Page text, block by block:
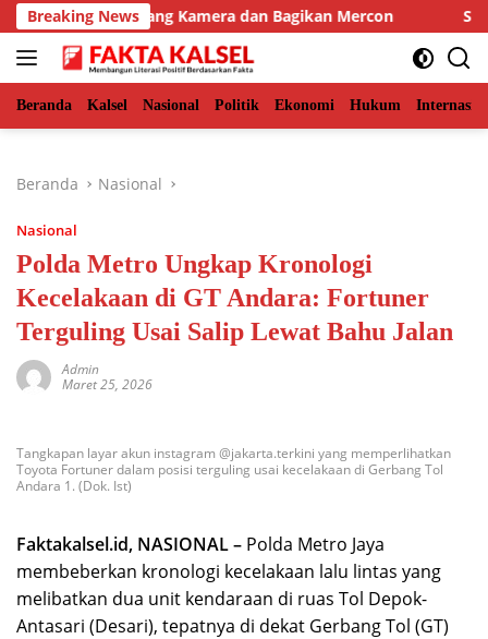
Langsung
ke
konten
Breaking News
BKSDA Pasang Kamera dan Bagikan Mercon Solid
Beranda Kalsel Nasional Politik Ekonomi Hukum
Beranda Nasional
Nasional
Polda Metro Ungkap Kronologi
Kecelakaan di GT Andara: Fortuner
Terguling Usai Salip Lewat Bahu Jalan
Admin
Maret 25, 2026
Tangkapan layar akun instagram @jakarta.terkini yang memperlihatkan
Toyota Fortuner dalam posisi terguling usai kecelakaan di Gerbang Tol
Andara 1. (Dok. Ist)
Faktakalsel.id, NASIONAL – Polda Metro Jaya
membeberkan kronologi kecelakaan lalu lintas yang
melibatkan dua unit kendaraan di ruas Tol Depok-
Antasari (Desari), tepatnya di dekat Gerbang Tol (GT)